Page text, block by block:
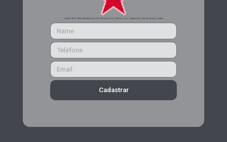
CADASTRE-SE PARA RECEBER MAIS INFORMAÇÕES DO PARTIDO DOS TRABALHADORES DE MINAS GERAIS
Cadastrar